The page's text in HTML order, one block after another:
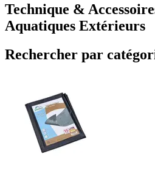
Technique &
Aquatiques Extérieurs
Rechercher par